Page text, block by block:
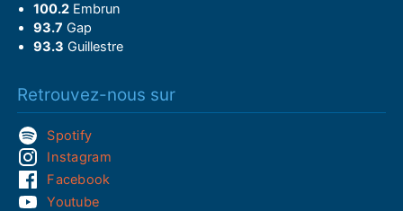
100.2Embrun
93.7 Gap
93.3 Guillestre
Retrouvez-nous sur
Spotify
Instagram
Facebook
Youtube